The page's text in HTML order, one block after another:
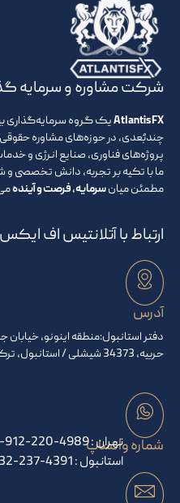
شرکت مشاوره و سرمایه
Atlantis FXیک گروه سرمایه‌گذاری
چندبُعدی، در حوزه‌های مشاوره
پروژه‌های فناوری، صنایع انرژی و
ما با تکیه بر تجربه، دانش تخصصی
مطمئن میانسرمایه، فرصت و آینده
ارتباط با آتلانتیس اف ایکس
آدرس
حربیه، 34373 شیشلی / استانبول، ترکیه
شماره واتساپ
تهران :912-220-4989
استانبول :237-4391